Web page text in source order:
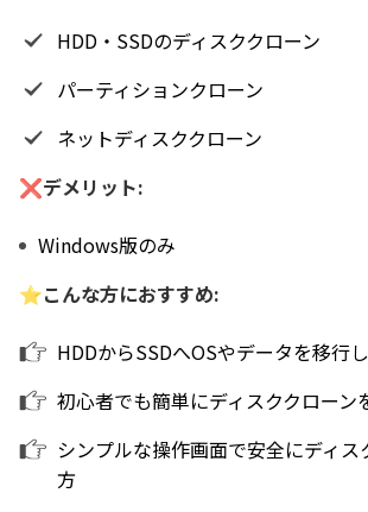
HDD・SSDのディスククローン
パーティションクローン
ネットディスククローン
❌デメリット:
Windows版のみ
⭐こんな方におすすめ:
HDDからSSDへOSやデータを移行
初心者でも簡単にディスククローン
シンプルな操作画面で安全にディス
方